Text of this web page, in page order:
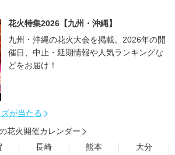
花火特集2026【九州・沖縄】
九州・沖縄の花火大会を掲載。2026年の開
催日、中止・延期情報や人気ランキングな
どをお届け！
が当たる
花火開催カレンダー
長崎 熊本
大分